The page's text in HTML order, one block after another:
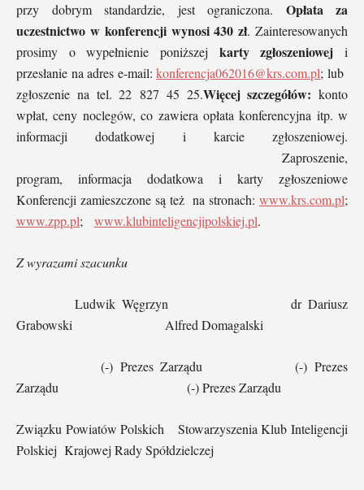
przy dobrym standardzie, jest ograniczona. Opłata za
uczestnictwo w konferencji wynosi 430 zł. Zainteresowanych
prosimy o wypełnienie poniższej karty zgłoszeniowej i
przesłanie na adres e-mail:konferencja062016@krs.com.pl; lub
zgłoszenie na tel. 22 827 45 25.Więcej szczegółów: konto
wpłat, ceny noclegów, co zawiera opłata konferencyjna itp. w
informacji dodatkowej i karcie zgłoszeniowej.
Zaproszenie,
program, informacja dodatkowa i karty zgłoszeniowe
Konferencji zamieszczone są też na stronach: www.krs.com.pl;
www.zpp.pl; www.klubinteligencjipolskiej.pl.
Z wyrazami szacunku
Ludwik Węgrzyn dr Dariusz
Grabowski Alfred Domagalski
(-) Prezes Zarządu (-) Prezes
Zarządu (-) Prezes Zarządu
Związku Powiatów Polskich Stowarzyszenia Klub Inteligencji
Polskiej Krajowej Rady Spółdzielczej